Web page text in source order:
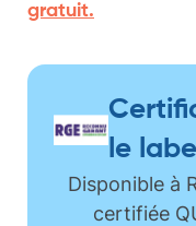
gratuit.
le
Disponible à
certifiée